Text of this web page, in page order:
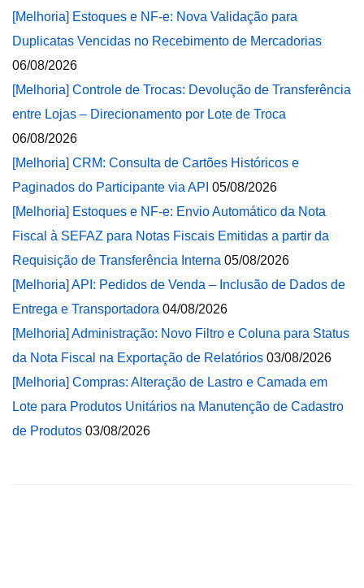
[Melhoria] Estoques e NF-e: Nova Validação para
Duplicatas Vencidas no Recebimento de Mercadorias
06/08/2026
[Melhoria] Controle de Trocas: Devolução de Transferência
entre Lojas – Direcionamento por Lote de Troca
06/08/2026
[Melhoria] CRM: Consulta de Cartões Históricos e
Paginados do Participante via API 05/08/2026
[Melhoria] Estoques e NF-e: Envio Automático da Nota
Fiscal à SEFAZ para Notas Fiscais Emitidas a partir da
Requisição de Transferência Interna 05/08/2026
[Melhoria] API: Pedidos de Venda – Inclusão de Dados de
Entrega e Transportadora 04/08/2026
[Melhoria] Administração: Novo Filtro e Coluna para Status
da Nota Fiscal na Exportação de Relatórios 03/08/2026
[Melhoria] Compras: Alteração de Lastro e Camada em
Lote para Produtos Unitários na Manutenção de Cadastro
de Produtos 03/08/2026